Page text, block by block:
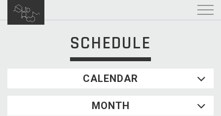
SCHEDULE
CALENDAR
WED
MONTH